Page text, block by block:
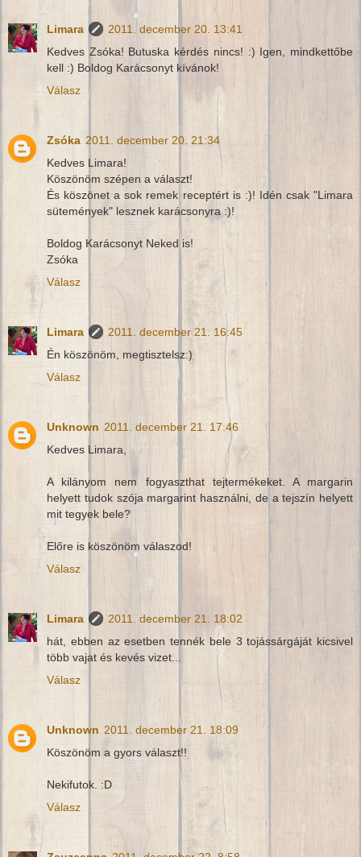
Limara
2011. december 20. 13:41
Kedves Zsóka! Butuska kérdés nincs! :) Igen, mindkettőbe
kell :) Boldog Karácsonyt kívánok!
Válasz
Zsóka 2011. december 20. 21:34
Kedves Limara!
Köszönöm szépen a választ!
És köszönet a sok remek receptért is :)! Idén csak "Limara
sütemények" lesznek karácsonyra :)!
Boldog Karácsonyt Neked is!
Zsóka
Válasz
Limara
2011. december 21. 16:45
Én köszönöm, megtisztelsz:)
Válasz
Unknown 2011. december 21. 17:46
Kedves Limara,
A kilányom nem fogyaszthat tejtermékeket. A margarin
helyett tudok szója margarint használni, de a tejszín helyett
mit tegyek bele?
Előre is köszönöm válaszod!
Válasz
Limara
2011. december 21. 18:02
hát, ebben az esetben tennék bele 3 tojássárgáját kicsivel
több vajat és kevés vizet...
Válasz
Unknown 2011. december 21. 18:09
Köszönöm a gyors választ!!
Nekifutok. :D
Válasz